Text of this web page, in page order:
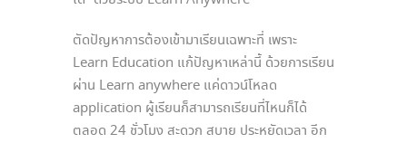
ตัดปัญหาการต้องเข้ามาเรียนเฉพาะที่ เพราะ
Learn Education แก้ปัญหาเหล่านี้ ด้วยการเรียน
ผ่าน Learn anywhere แค่ดาวน์โหลด
application ผู้เรียนก็สามารถเรียนที่ไหนก็ได้
ตลอด 24 ชั่วโมง สะดวก สบาย ประหยัดเวลา อีก